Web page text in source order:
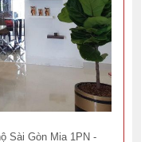
Sài Gòn Mia 1PN -